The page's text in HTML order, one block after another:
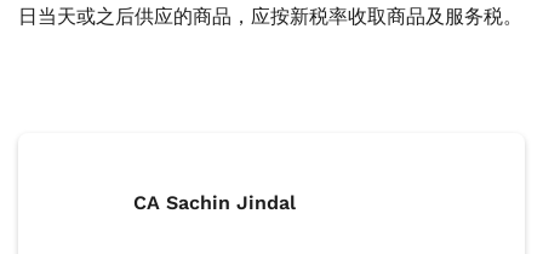
日当天或之后供应的商品，应按新税率收取商品及服务税。
CA Sachin Jindal